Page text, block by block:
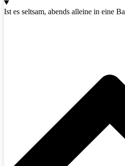
Ist es seltsam, abends alleine in eine